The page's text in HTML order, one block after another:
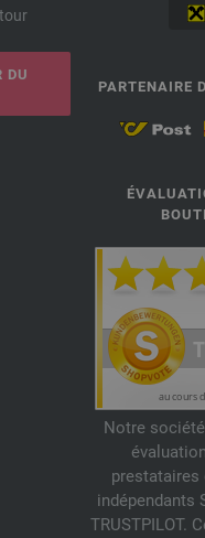
DU
PARTENAIRE
Notre
prestataires
indépendants
TRUSTPILOT.